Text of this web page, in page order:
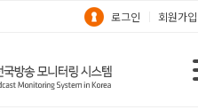
로그인 회원가입